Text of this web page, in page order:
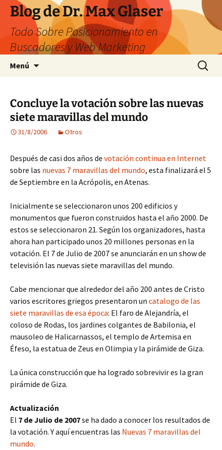
Saltar
contenido
Blog de Dr. Max Glaser
Todo Sobre Posicionamiento en
Buscadores y Web Marketing
Menú Buscar:
Concluye la votación sobre las nuevas
siete maravillas del mundo
31/8/2006 Otros
Después de casi dos años de votación continua en Internet
sobre las nuevas 7 maravillas del mundo, esta finalizará el 5
de Septiembre en la Acrópolis, en Atenas.
Inicialmente se seleccionaron unos 200 edificios y
monumentos que fueron construidos hasta el año 2000. De
estos se seleccionaron 21. Según los organizadores, hasta
ahora han participado unos 20 millones personas en la
votación. El 7 de Julio de 2007 se anunciarán en un show de
televisión las nuevas siete maravillas del mundo.
Cabe mencionar que alrededor del año 200 antes de Cristo
varios escritores griegos presentaron un catalogo de las
siete maravillas de esa época: El faro de Alejandría, el
coloso de Rodas, los jardines colgantes de Babilonia, el
mausoleo de Halicarnassos, el templo de Artemisa en
Éfeso, la estatua de Zeus en Olimpia y la pirámide de Giza.
La única construcción que ha logrado sobrevivir es la gran
pirámide de Giza.
Actualización
El 7 de Julio de 2007se ha dado a conocer los resultados de
la votación. Y aquí encuentras las Nuevas 7 maravillas del
mundo.